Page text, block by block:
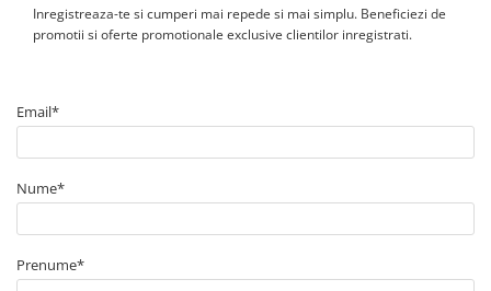
Inregistreaza-te si cumperi mai repede si mai simplu. Beneficiezi de
promotii si oferte promotionale exclusive clientilor inregistrati.
Email*
Nume*
Prenume*